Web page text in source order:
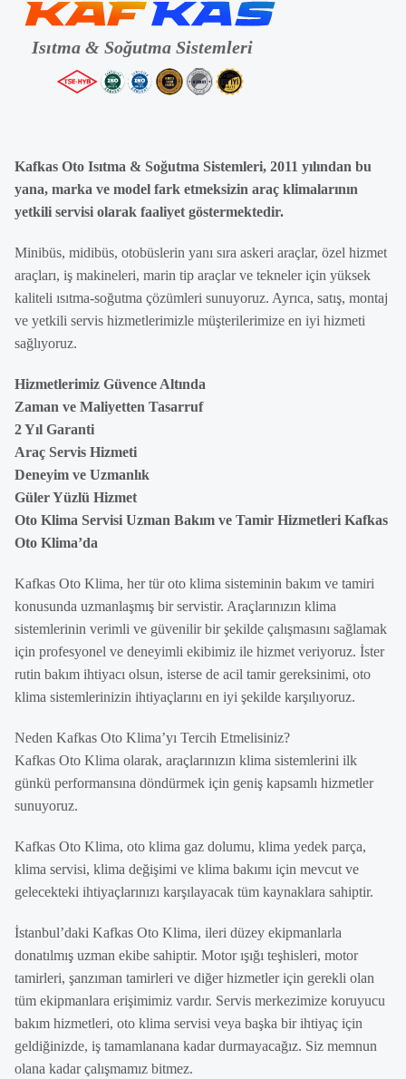
Kafkas Oto Isıtma & Soğutma Sistemleri, 2011 yılından bu
yana, marka ve model fark etmeksizin araç klimalarının
yetkili servisi olarak faaliyet göstermektedir.
Minibüs, midibüs, otobüslerin yanı sıra askeri araçlar, özel hizmet
araçları, iş makineleri, marin tip araçlar ve tekneler için yüksek
kaliteli ısıtma-soğutma çözümleri sunuyoruz. Ayrıca, satış, montaj
ve yetkili servis hizmetlerimizle müşterilerimize en iyi hizmeti
sağlıyoruz.
Hizmetlerimiz Güvence Altında
Zaman ve Maliyetten Tasarruf
2 Yıl Garanti
Araç Servis Hizmeti
Deneyim ve Uzmanlık
Güler Yüzlü Hizmet
Oto Klima Servisi Uzman Bakım ve Tamir Hizmetleri Kafkas
Oto Klima’da
Kafkas Oto Klima, her tür oto klima sisteminin bakım ve tamiri
konusunda uzmanlaşmış bir servistir. Araçlarınızın klima
sistemlerinin verimli ve güvenilir bir şekilde çalışmasını sağlamak
için profesyonel ve deneyimli ekibimiz ile hizmet veriyoruz. İster
rutin bakım ihtiyacı olsun, isterse de acil tamir gereksinimi, oto
klima sistemlerinizin ihtiyaçlarını en iyi şekilde karşılıyoruz.
Neden Kafkas Oto Klima’yı Tercih Etmelisiniz?
Kafkas Oto Klima olarak, araçlarınızın klima sistemlerini ilk
günkü performansına döndürmek için geniş kapsamlı hizmetler
sunuyoruz.
Kafkas Oto Klima, oto klima gaz dolumu, klima yedek parça,
klima servisi, klima değişimi ve klima bakımı için mevcut ve
gelecekteki ihtiyaçlarınızı karşılayacak tüm kaynaklara sahiptir.
İstanbul’daki Kafkas Oto Klima, ileri düzey ekipmanlarla
donatılmış uzman ekibe sahiptir. Motor ışığı teşhisleri, motor
tamirleri, şanzıman tamirleri ve diğer hizmetler için gerekli olan
tüm ekipmanlara erişimimiz vardır. Servis merkezimize koruyucu
bakım hizmetleri, oto klima servisi veya başka bir ihtiyaç için
geldiğinizde, iş tamamlanana kadar durmayacağız. Siz memnun
olana kadar çalışmamız bitmez.